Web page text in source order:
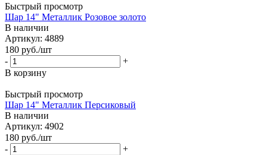
Быстрый просмотр
Шар 14" Металлик Розовое золото
В наличии
Артикул: 4889
180 руб./шт
-
+
В корзину
Быстрый просмотр
Шар 14" Металлик Персиковый
В наличии
Артикул: 4902
180 руб./шт
-
+